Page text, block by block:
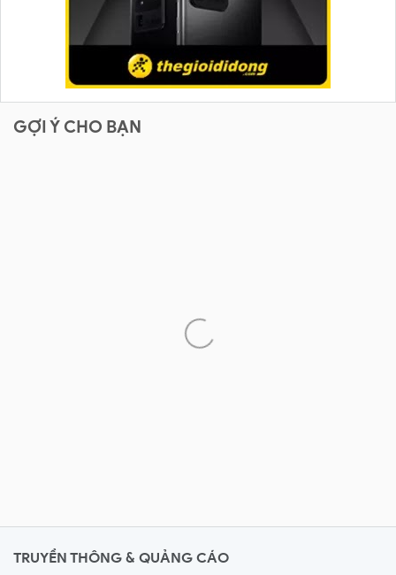
GỢI Ý CHO BẠN
TRUYỀN THÔNG & QUẢNG CÁO